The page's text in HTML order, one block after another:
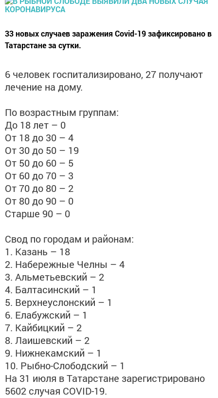
33 новых случаев заражения Covid-19 зафиксировано в
Татарстане за сутки.
6 человек госпитализировано, 27 получают
лечение на дому.
По возрастным группам:
До 18 лет – 0
От 18 до 30 – 4
От 30 до 50 – 19
От 50 до 60 – 5
От 60 до 70 – 3
От 70 до 80 – 2
От 80 до 90 – 0
Старше 90 – 0
Свод по городам и районам:
1. Казань – 18
2. Набережные Челны – 4
3. Альметьевский – 2
4. Балтасинский – 1
5. Верхнеуслонский – 1
6. Елабужский – 1
7. Кайбицкий – 2
8. Лаишевский – 2
9. Нижнекамский – 1
10. Рыбно-Слободский – 1
На 31 июля в Татарстане зарегистрировано
5602 случая COVID-19.